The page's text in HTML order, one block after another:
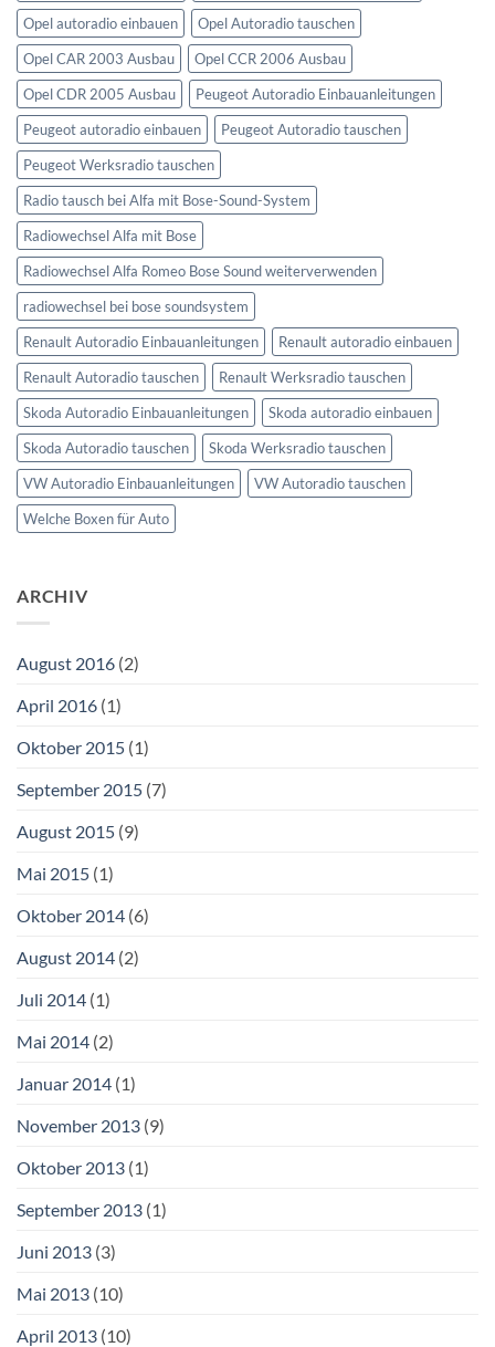
Opel autoradio einbauen
Opel Autoradio tauschen
Opel CAR 2003 Ausbau
Opel CCR 2006 Ausbau
Opel CDR 2005 Ausbau
Peugeot Autoradio Einbauanleitungen
Peugeot autoradio einbauen
Peugeot Autoradio tauschen
Peugeot Werksradio tauschen
Radio tausch bei Alfa mit Bose-Sound-System
Radiowechsel Alfa mit Bose
Radiowechsel Alfa Romeo Bose Sound weiterverwenden
radiowechsel bei bose soundsystem‎
Renault Autoradio Einbauanleitungen
Renault autoradio einbauen
Renault Autoradio tauschen
Renault Werksradio tauschen
Skoda Autoradio Einbauanleitungen
Skoda autoradio einbauen
Skoda Autoradio tauschen
Skoda Werksradio tauschen
VW Autoradio Einbauanleitungen
VW Autoradio tauschen
Welche Boxen für Auto
ARCHIV
August 2016 (2)
April 2016 (1)
Oktober 2015 (1)
September 2015 (7)
August 2015 (9)
Mai 2015 (1)
Oktober 2014 (6)
August 2014 (2)
Juli 2014 (1)
Mai 2014 (2)
Januar 2014 (1)
November 2013 (9)
Oktober 2013 (1)
September 2013 (1)
Juni 2013 (3)
Mai 2013 (10)
April 2013 (10)